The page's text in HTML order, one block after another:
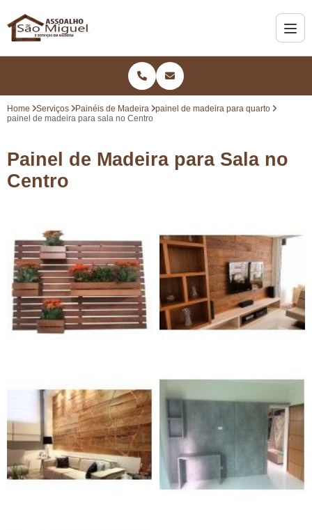
Home Serviços Painéis de Madeira
painel de madeira para quarto
painel de madeira para sala no Centro
Painel de Madeira para Sala no
Centro